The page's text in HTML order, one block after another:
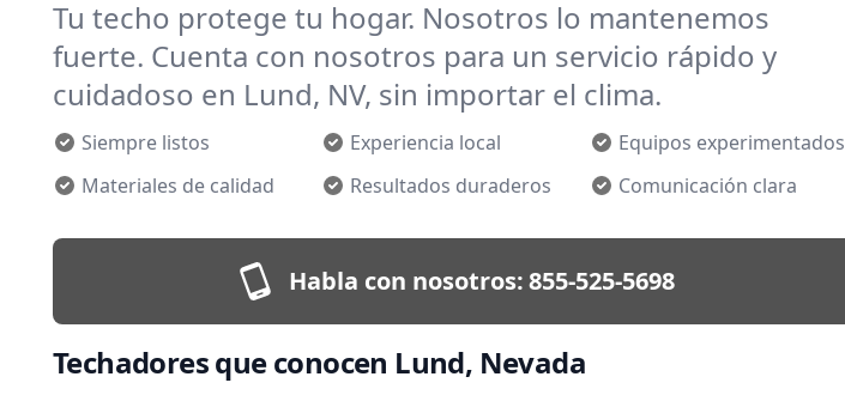
Tu techo protege tu hogar. Nosotros lo mantenemos
fuerte. Cuenta con nosotros para un servicio rápido y
cuidadoso en Lund, NV, sin importar el clima.
Siempre listos Experiencia local
Equipos experimentados
Materiales de calidad
Resultados duraderos Comunicación clara
Habla con nosotros:855-525-5698
Techadores que conocen Lund, Nevada